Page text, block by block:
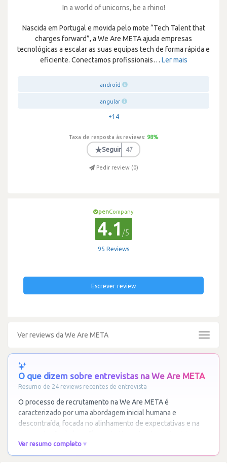
In a world of unicorns, be a rhino!
Nascida em Portugal e movida pelo mote “Tech Talent that
charges forward”, a We Are META ajuda empresas
tecnológicas a escalar as suas equipas tech de forma rápida e
eficiente. Conectamos profissionais… Ler mais
android
angular
+14
Taxa de resposta às reviews: 98%
★Seguir 47
Pedir review (0)
penCompany
4.1 /5
95 Reviews
Escrever review
Ver reviews da We Are META
Toggle
O que dizem sobre entrevistas na We Are META
Resumo de 24 reviews recentes de entrevista
O processo de recrutamento na We Are META é
caracterizado por uma abordagem inicial humana e
descontraída, focada no alinhamento de expectativas e na
Ler mais
Ver resumo completo